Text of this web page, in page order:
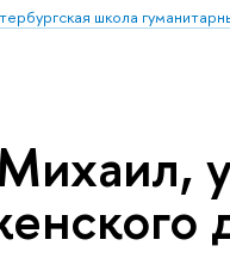
школа